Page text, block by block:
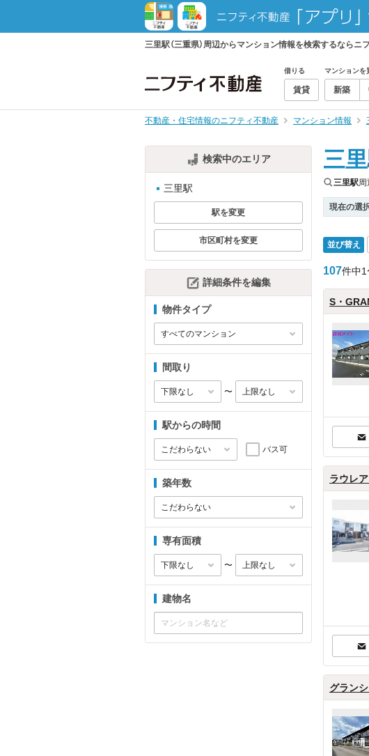
三里駅（三重県）周辺からマンション情報を検索するなら
借りる
賃貸
マンションを
新築
不動産・住宅情報のニフティ不動産 マンション情報
検索中のエリア
三里駅
駅を変更
市区町村を変更
詳細条件を編集
物件タイプ
間取り
〜
駅からの時間
バス可
築年数
専有面積
〜
建物名
三
三里駅周
現在の選
並び替え
107件中
S・
ラウレ
グラン